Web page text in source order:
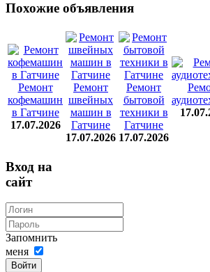
Похожие объявления
Ремонт
кофемашин
в Гатчине
17.07.2026
Ремонт
швейных
машин в
Гатчине
17.07.2026
Ремонт
бытовой
техники в
Гатчине
17.07.2026
Вход на
сайт
Запомнить
меня
Войти